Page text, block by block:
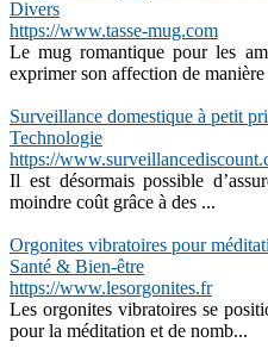
Divers
https://www.tasse-mug.com
Le mug romantique pour les
exprimer son affection de manière
Surveillance domestique à petit
Technologie
https://
Il est désormais possible
moindre coût grâce à des ...
Orgonites vibratoires pour
Santé & Bien-être
https://www.lesorgonites.fr
Les orgonites vibratoires se
pour la méditation et de nomb...